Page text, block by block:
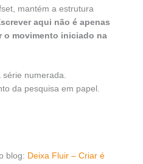
mantém a estrutura
aqui não é apenas
o movimento iniciado na
numerada.
da pesquisa em papel.
blog: Deixa Fluir – Criar é